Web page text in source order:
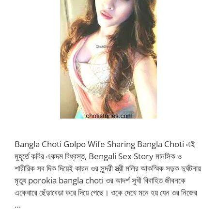
Bangla Choti Golpo Wife Sharing Bangla Choti এই
মুহূর্তে কবির একদম বিধ্বস্ত, Bengali Sex Story মানসিক ও
শারীরিক সব দিক দিয়েই কারন ওর সুন্দরী স্ত্রী মলির আকস্মিক সড়ক দুর্ঘটনায়
মৃত্যু porokia bangla choti ওর আদর্শ সুখী বিবাহিত জীবনকে
একেবারে ছেঁড়াবেড়া করে দিয়ে গেছে। ওকে দেখে মনে হয় যেন ওর নিজের
…